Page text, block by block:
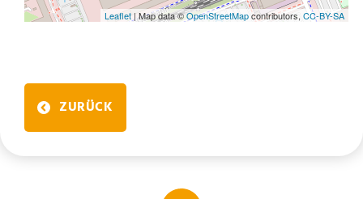
Leaflet | Map data ©OpenStreetMapcontributors, CC-BY-SA
ZURÜCK